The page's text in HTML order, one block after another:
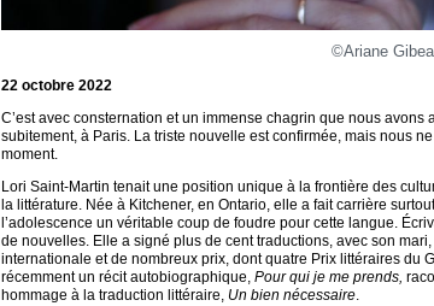
©Ariane
22 octobre 2022
C’est avec consternation et un immense chagrin que nous
subitement, à Paris. La triste nouvelle est confirmée, mais nous
moment.
Lori Saint-Martin tenait une position unique à la frontière des
la littérature. Née à Kitchener, en Ontario, elle a fait carrière
l’adolescence un véritable coup de foudre pour cette langue.
de nouvelles. Elle a signé plus de cent traductions, avec son
internationale et de nombreux prix, dont quatre Prix littéraires du
récemment un récit autobiographique, Pour qui je me prends,
hommage à la traduction littéraire, Un bien nécessaire.